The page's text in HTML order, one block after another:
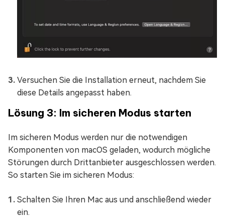
Versuchen Sie die Installation erneut, nachdem Sie
diese Details angepasst haben.
Lösung 3: Im sicheren Modus starten
Im sicheren Modus werden nur die notwendigen
Komponenten von macOS geladen, wodurch mögliche
Störungen durch Drittanbieter ausgeschlossen werden.
So starten Sie im sicheren Modus:
Schalten Sie Ihren Mac aus und anschließend wieder
ein.